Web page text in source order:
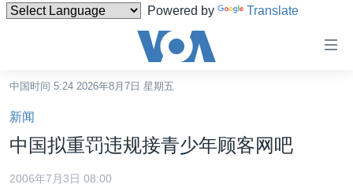
Powered by Translate
碍
链
接
转
中国时间 5:24 2026年8月7日 星期五
新闻
中国拟重罚违规接青少年顾客网吧
2006年7月3日 08:00